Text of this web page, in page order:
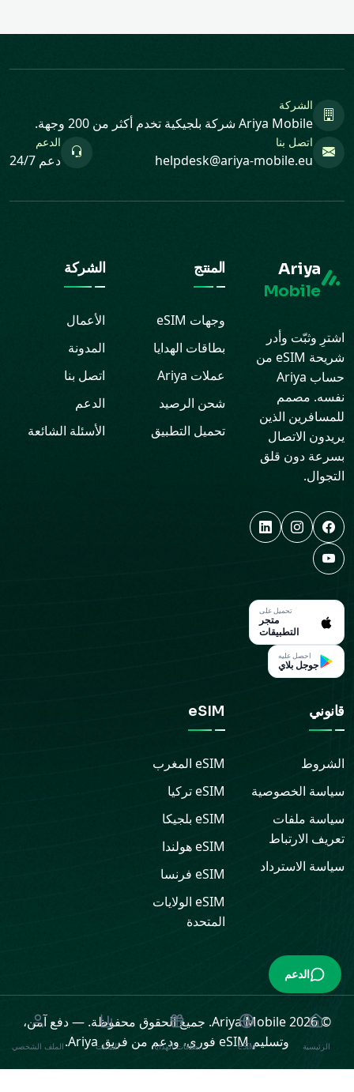
الشركة
Ariya Mobile شركة بلجيكية تخدم أكثر من 200 وجهة.
اتصل بنا
helpdesk@ariya-mobile.eu
الدعم
دعم 24/7
Ariya
Mobile
اشترِ وثبّت وأدر
شريحة eSIM من
حساب Ariya
نفسه. مصمم
للمسافرين الذين
يريدون الاتصال
بسرعة دون قلق
التجوال.
تحميل على
متجر
التطبيقات
احصل عليه
جوجل بلاي
المنتج
وجهات eSIM
بطاقات الهدايا
عملات Ariya
شحن الرصيد
تحميل التطبيق
الشركة
الأعمال
المدونة
اتصل بنا
الدعم
الأسئلة الشائعة
قانوني
الشروط
سياسة الخصوصية
سياسة ملفات
تعريف الارتباط
سياسة الاسترداد
eSIM
eSIM المغرب
eSIMتركيا
eSIM بلجيكا
eSIMهولندا
eSIM فرنسا
eSIM الولايات
المتحدة
© 2026 Ariya Mobile. جميع الحقوق محفوظة. —دفع آمن،
وتسليم eSIM فوري، ودعم من فريق Ariya.
الرئيسية eSIM بطاقات الهدايا البيانات الملف الشخصي
الدعم